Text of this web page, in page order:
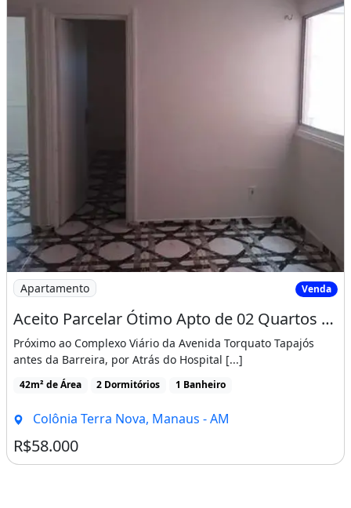
Imagem: Aceito Parcelar Ótimo Apto de 02 Quartos
Apartamento Venda
Aceito Parcelar Ótimo Apto de 02 Quartos Direto com o Proprietário
Próximo ao Complexo Viário da Avenida Torquato Tapajós
antes da Barreira, por Atrás do Hospital [...]
42m² de Área 2 Dormitórios 1 Banheiro
Colônia Terra Nova, Manaus - AM
R$58.000